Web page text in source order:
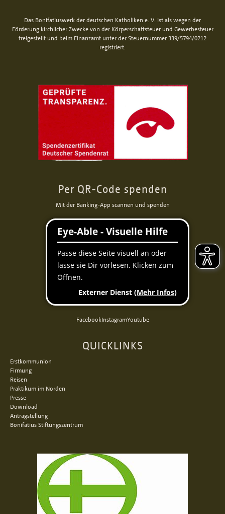
Das Bonifatiuswerk der deutschen Katholiken e. V. ist als wegen der
Förderung kirchlicher Zwecke von der Körperschaftsteuer und Gewerbesteuer
freigestellt und beim Finanzamt unter der Steuernummer 339/5794/0212
registriert.
Per QR-Code spenden
Mit der Banking-App scannen und spenden
FacebookInstagramYoutube
QUICKLINKS
Erstkommunion
Firmung
Reisen
Praktikum im Norden
Presse
Download
Antragstellung
Bonifatius Stiftungszentrum